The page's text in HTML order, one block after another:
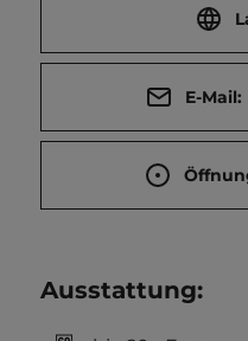
E-Mail:
Ausstattung: